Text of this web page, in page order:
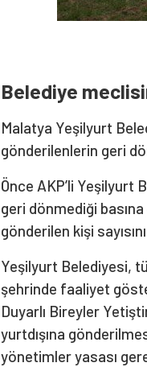
Belediye
Malatya Yeşilyurt
gönderilenlerin geri
Önce AKP’li Yeşilyurt
geri dönmediği basına
gönderilen kişi
Yeşilyurt Belediyesi,
şehrinde faaliyet
Duyarlı Bireyler
yurtdışına
yönetimler yasası